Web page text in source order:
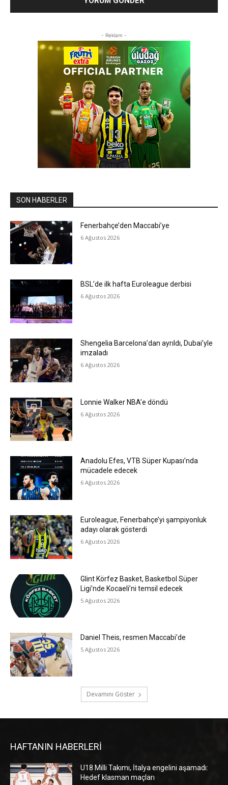
- Reklam -
SON HABERLER
Fenerbahçe’den Maccabi’ye
6 Ağustos 2026
BSL’de ilk hafta Euroleague derbisi
6 Ağustos 2026
Shengelia Barcelona’dan ayrıldı, Dubai’yle
imzaladı
6 Ağustos 2026
Lonnie Walker NBA’e döndü
6 Ağustos 2026
Anadolu Efes, VTB Süper Kupası’nda
mücadele edecek
6 Ağustos 2026
Euroleague, Fenerbahçe’yi şampiyonluk
adayı olarak gösterdi
6 Ağustos 2026
Glint Körfez Basket, Basketbol Süper
Ligi’nde Kocaeli’ni temsil edecek
5 Ağustos 2026
Daniel Theis, resmen Maccabi’de
5 Ağustos 2026
Devamını Göster
HAFTANIN HABERLERİ
U18 Milli Takımı, İtalya engelini aşamadı:
Hedef klasman maçları